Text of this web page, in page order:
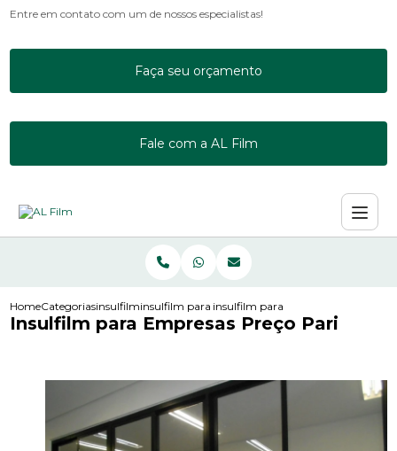
Entre em contato com um de nossos especialistas!
Faça seu orçamento
Fale com a AL Film
HomeCategoriasinsulfilminsulfilm para escritorioinsulfilm para empresas preco pari
Insulfilm para Empresas Preço Pari